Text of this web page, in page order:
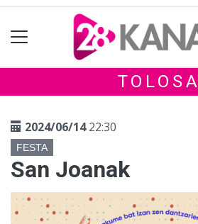
TOLOSA
2024/06/1422:30
FESTA
San Joanak